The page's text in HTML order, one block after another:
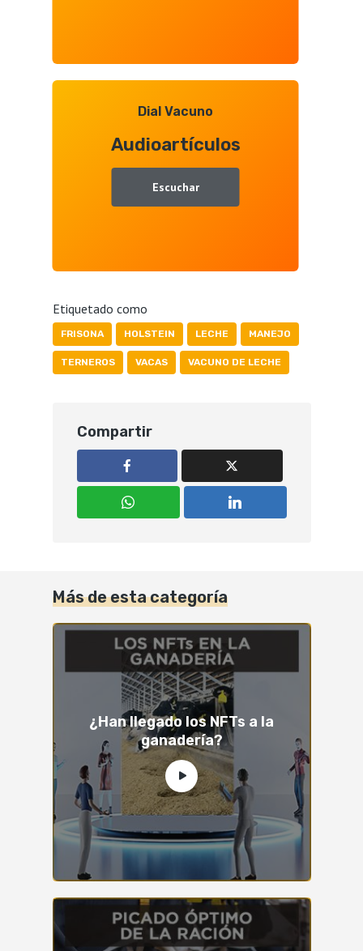
Dial Vacuno
Audioartículos
Escuchar
Etiquetado como
FRISONA HOLSTEIN LECHE MANEJO
TERNEROS VACAS VACUNO DE LECHE
Compartir
Más de esta categoría
¿Han llegado los NFTs a la
ganadería?